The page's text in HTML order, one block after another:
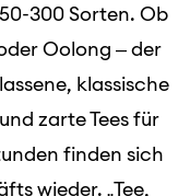
300 Sorten. Ob
Oolong – der
klassische
zarte Tees für
finden sich
wieder. „Tee,